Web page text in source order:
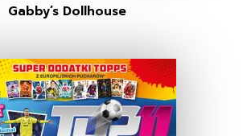
Gabby’s Dollhouse